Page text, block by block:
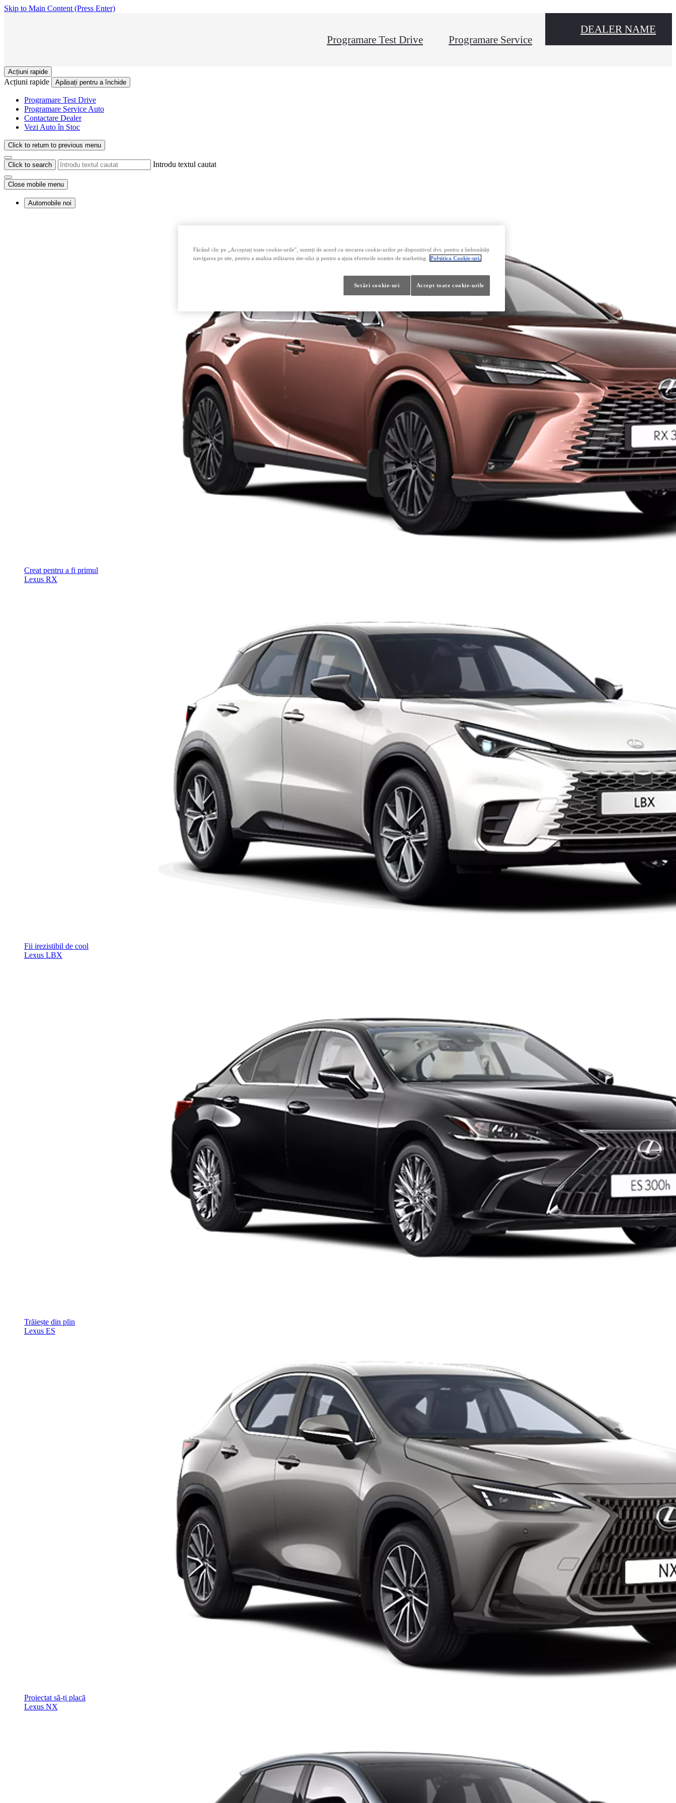
Skip to Main Content (Press Enter)
Programare Test Drive Programare Service
DEALER NAME
Acțiuni rapide
Acțiuni rapide Apăsați pentru a închide
Programare Test Drive
Programare Service Auto
Contactare Dealer
Vezi Auto în Stoc
Click to return to previous menu
Click to search Introdu textul cautat
Close mobile menu
Automobile noi
Creat pentru a fi primul
Lexus RX
Fii irezistibil de cool
Lexus LBX
Trăiește din plin
Lexus ES
Proiectat să-ți placă
Lexus NX
Făcând clic pe „Acceptați toate cookie-urile”, sunteți de acord cu stocarea cookie-urilor pe dispozitivul dvs. pentru a îmbunătăți
navigarea pe site, pentru a analiza utilizarea site-ului și pentru a ajuta eforturile noastre de marketing.
Polчitica Cookie-uri.
Setări cookie-uri Accept toate cookie-urile